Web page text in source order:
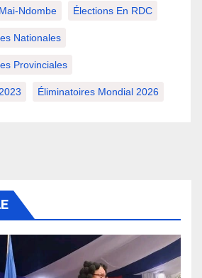
Ndombe Élections En RDC
Nationales
Provinciales
Éliminatoires Mondial 2026